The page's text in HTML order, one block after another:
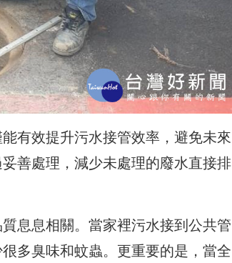
有效提升污水接管效率，避免未來
善處理，減少未處理的廢水直接排
息息相關。當家裡污水接到公共管
多臭味和蚊蟲。更重要的是，當全